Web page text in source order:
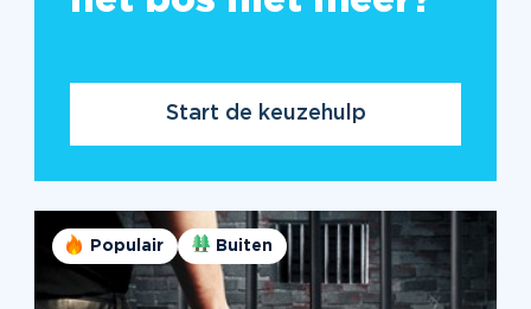
Start de keuzehulp
Populair Buiten